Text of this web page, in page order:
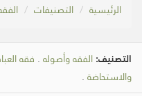
الرئيسية التصنيفات
التصنيف: الفقه وأصوله . فقه
والاستحاضة .